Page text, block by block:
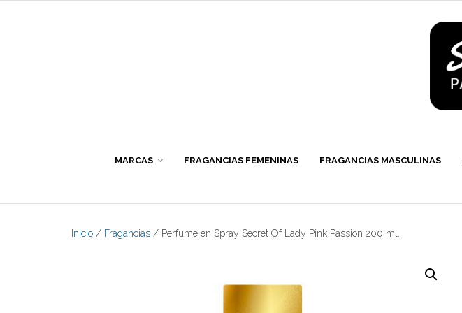
MARCAS FRAGANCIAS FEMENINAS FRAGANCIAS MASCULINAS
Inicio / Fragancias / Perfume en Spray Secret Of Lady Pink Passion 200 ml.